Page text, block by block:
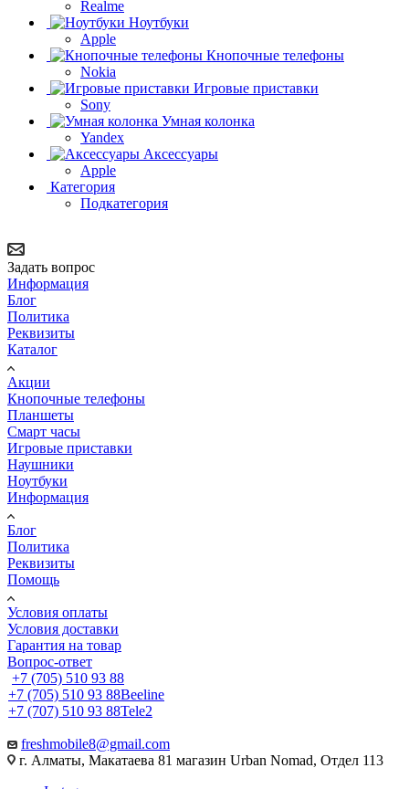
Realme
Ноутбуки
Apple
Кнопочные телефоны
Nokia
Игровые приставки
Sony
Умная колонка
Yandex
Аксессуары
Apple
Категория
Подкатегория
Задать вопрос
Информация
Блог
Политика
Реквизиты
Каталог
Акции
Кнопочные телефоны
Планшеты
Смарт часы
Игровые приставки
Наушники
Ноутбуки
Информация
Блог
Политика
Реквизиты
Помощь
Условия оплаты
Условия доставки
Гарантия на товар
Вопрос-ответ
+7 (705) 510 93 88
+7 (705) 510 93 88Beeline
+7 (707) 510 93 88Tele2
freshmobile8@gmail.com
г. Алматы, Макатаева 81 магазин Urban Nomad, Отдел 113